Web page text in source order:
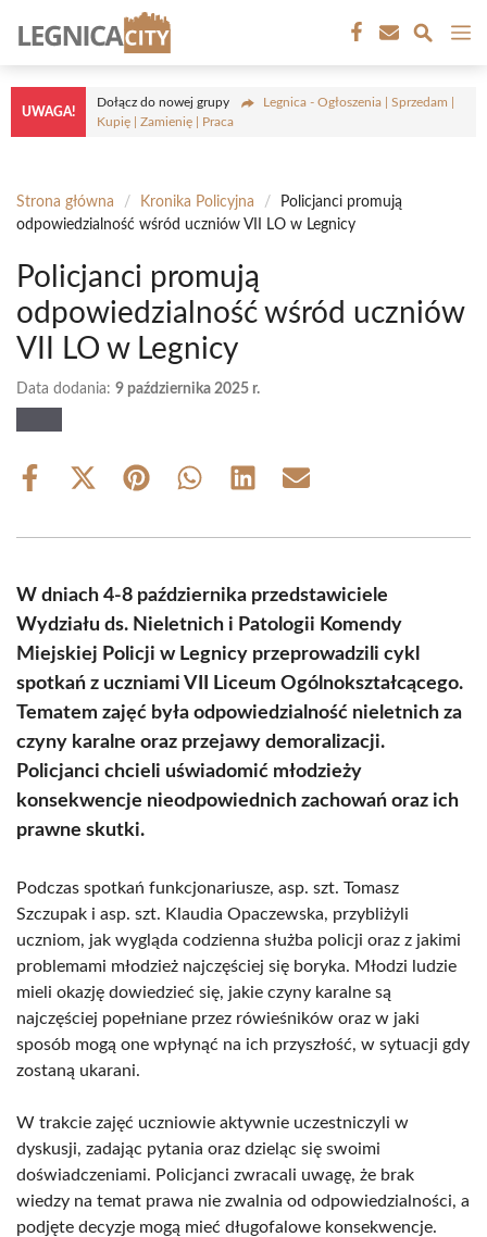
treści
UWAGA!
Dołącz do nowej grupy
Legnica - Ogłoszenia | Sprzedam |
Kupię | Zamienię | Praca
Strona główna / Kronika Policyjna /
Policjanci promują
odpowiedzialność wśród uczniów VII LO w Legnicy
Policjanci promują
odpowiedzialność wśród uczniów
VII LO w Legnicy
Data dodania: 9 października 2025 r.
Share
Share
(Twitter)
Share Share Share Share
W dniach 4-8 października przedstawiciele
Wydziału ds. Nieletnich i Patologii Komendy
Miejskiej Policji w Legnicy przeprowadzili cykl
spotkań z uczniami VII Liceum Ogólnokształcącego.
Tematem zajęć była odpowiedzialność nieletnich za
czyny karalne oraz przejawy demoralizacji.
Policjanci chcieli uświadomić młodzieży
konsekwencje nieodpowiednich zachowań oraz ich
prawne skutki.
Podczas spotkań funkcjonariusze, asp. szt. Tomasz
Szczupak i asp. szt. Klaudia Opaczewska, przybliżyli
uczniom, jak wygląda codzienna służba policji oraz z jakimi
problemami młodzież najczęściej się boryka. Młodzi ludzie
mieli okazję dowiedzieć się, jakie czyny karalne są
najczęściej popełniane przez rówieśników oraz w jaki
sposób mogą one wpłynąć na ich przyszłość, w sytuacji gdy
zostaną ukarani.
W trakcie zajęć uczniowie aktywnie uczestniczyli w
dyskusji, zadając pytania oraz dzieląc się swoimi
doświadczeniami. Policjanci zwracali uwagę, że brak
wiedzy na temat prawa nie zwalnia od odpowiedzialności, a
podjęte decyzje mogą mieć długofalowe konsekwencje.